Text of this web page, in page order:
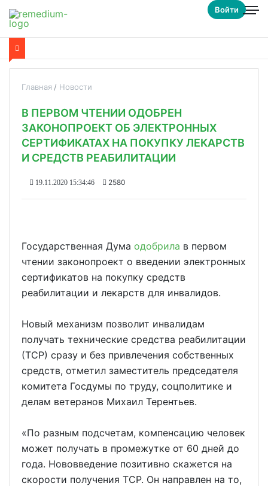
Войти
Главная Новости
В ПЕРВОМ ЧТЕНИИ ОДОБРЕН
ЗАКОНОПРОЕКТ ОБ ЭЛЕКТРОННЫХ
СЕРТИФИКАТАХ НА ПОКУПКУ ЛЕКАРСТВ
И СРЕДСТВ РЕАБИЛИТАЦИИ
19.11.2020 15:34:46 2580
Государственная Дума одобрила в первом
чтении законопроект о введении электронных
сертификатов на покупку средств
реабилитации и лекарств для инвалидов.
Новый механизм позволит инвалидам
получать технические средства реабилитации
(ТСР) сразу и без привлечения собственных
средств, отметил заместитель председателя
комитета Госдумы по труду, соцполитике и
делам ветеранов Михаил Терентьев.
«По разным подсчетам, компенсацию человек
может получать в промежутке от 60 дней до
года. Нововведение позитивно скажется на
скорости получения ТСР. Он направлен на то,